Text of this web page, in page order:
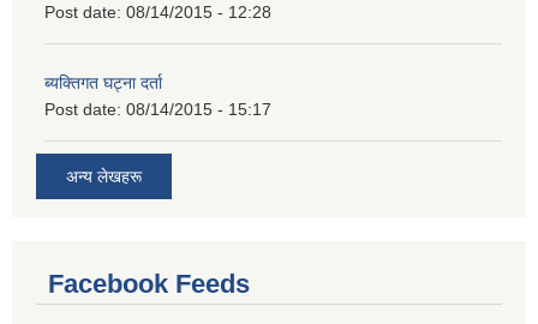
Post date: 08/14/2015 - 12:28
ब्यक्तिगत घट्ना दर्ता
Post date: 08/14/2015 - 15:17
अन्य लेखहरू
Facebook Feeds